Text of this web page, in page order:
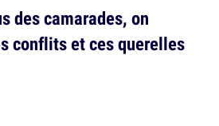
des camarades, on
conflits et ces querelles